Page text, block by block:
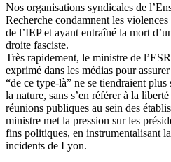
Nos organisations syndicales de
Recherche condamnent les
de l’IEP et ayant entraîné la mort
droite fasciste.
Très rapidement, le ministre de
exprimé dans les médias pour
“de ce type-là” ne se tiendraient
la nature, sans s’en référer à la
réunions publiques au sein des
ministre met la pression sur les
fins politiques, en instrumentalisant
incidents de Lyon.